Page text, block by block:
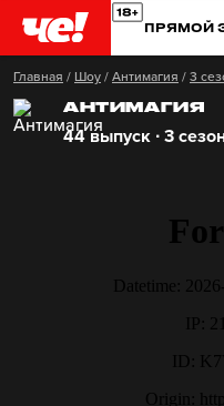
ПРЯМОЙ
Главная / Шоу / Антимагия / 3
АНТИМАГИЯ
44 выпуск ∙ 3